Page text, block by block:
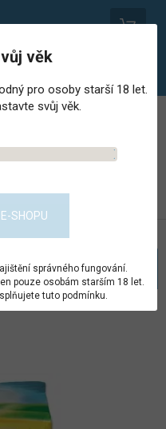
ČINNNOSTI
věk
pro osoby starší 18 let.
svůj věk.
SHOPU
správného fungování.
pouze osobám starším 18 let.
tuto podmínku.